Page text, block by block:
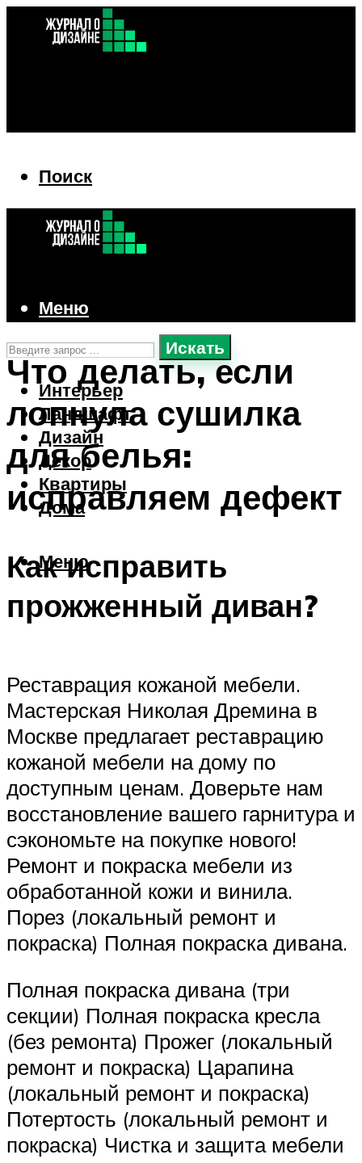
Поиск
Искать
Интерьер
Ландшафт
Дизайн
Декор
Квартиры
Дома
Меню
Меню
Что делать, если
лопнула сушилка
для белья:
исправляем дефект
Как исправить
прожженный диван?
Реставрация кожаной мебели.
Мастерская Николая Дремина в
Москве предлагает реставрацию
кожаной мебели на дому по
доступным ценам. Доверьте нам
восстановление вашего гарнитура и
сэкономьте на покупке нового!
Ремонт и покраска мебели из
обработанной кожи и винила.
Порез (локальный ремонт и
покраска) Полная покраска дивана.
Полная покраска дивана (три
секции) Полная покраска кресла
(без ремонта) Прожег (локальный
ремонт и покраска) Царапина
(локальный ремонт и покраска)
Потертость (локальный ремонт и
покраска) Чистка и защита мебели